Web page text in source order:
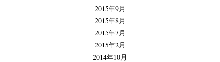
2015年9月
2015年8月
2015年7月
2015年2月
2014年10月